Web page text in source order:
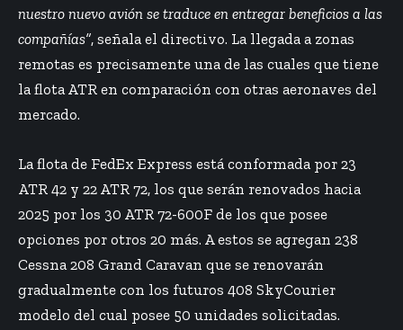
nuestro nuevo avión se traduce en entregar beneficios a las
compañías”, señala el directivo. La llegada a zonas
remotas es precisamente una de las cuales que tiene
la flota ATR en comparación con otras aeronaves del
mercado.
La flota de FedEx Express está conformada por 23
ATR 42 y 22 ATR 72, los que serán renovados hacia
2025 por los 30 ATR 72-600F de los que posee
opciones por otros 20 más. A estos se agregan 238
Cessna 208 Grand Caravan que se renovarán
gradualmente con los futuros 408 SkyCourier
modelo del cual posee 50 unidades solicitadas.